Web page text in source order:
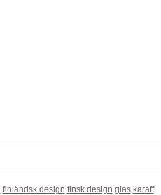
finländsk design finsk design glas karaff